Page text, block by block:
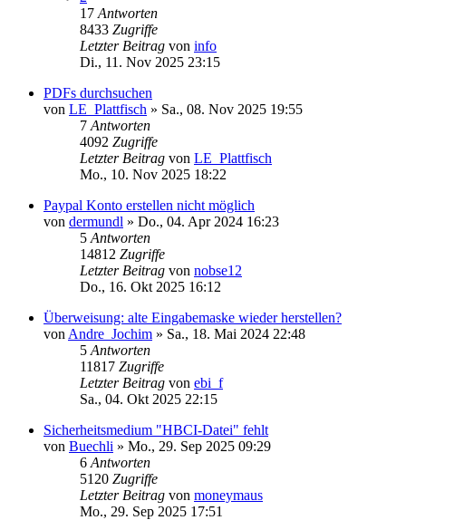
17 Antworten
8433 Zugriffe
Letzter Beitrag von info
Di., 11. Nov 2025 23:15
PDFs durchsuchen
von LE_Plattfisch » Sa., 08. Nov 2025 19:55
7 Antworten
4092 Zugriffe
Letzter Beitrag von LE_Plattfisch
Mo., 10. Nov 2025 18:22
Paypal Konto erstellen nicht möglich
von dermundl » Do., 04. Apr 2024 16:23
5 Antworten
14812 Zugriffe
Letzter Beitrag von nobse12
Do., 16. Okt 2025 16:12
Überweisung: alte Eingabemaske wieder herstellen?
von Andre_Jochim » Sa., 18. Mai 2024 22:48
5 Antworten
11817 Zugriffe
Letzter Beitrag von ebi_f
Sa., 04. Okt 2025 22:15
Sicherheitsmedium "HBCI-Datei" fehlt
von Buechli » Mo., 29. Sep 2025 09:29
6 Antworten
5120 Zugriffe
Letzter Beitrag von moneymaus
Mo., 29. Sep 2025 17:51